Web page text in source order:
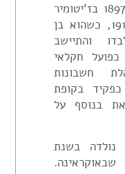
משה ברו נולד בשנת 1897 בז'יטומיר
שבאוקראינה. בשנת 1912, כשהוא בן
והתיישב
חקלאי
חשבונות
בקופת
בנוסף על
נולדה בשנת
שבאוקראינה.